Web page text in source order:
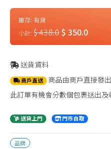
庫存: 有貨
小計: $ 438.0$ 350.0
送貨資料
商戶直送 商品由商戶直接發
此訂單有機會分數個包裹送出及
送貨上門 門市自取
品牌